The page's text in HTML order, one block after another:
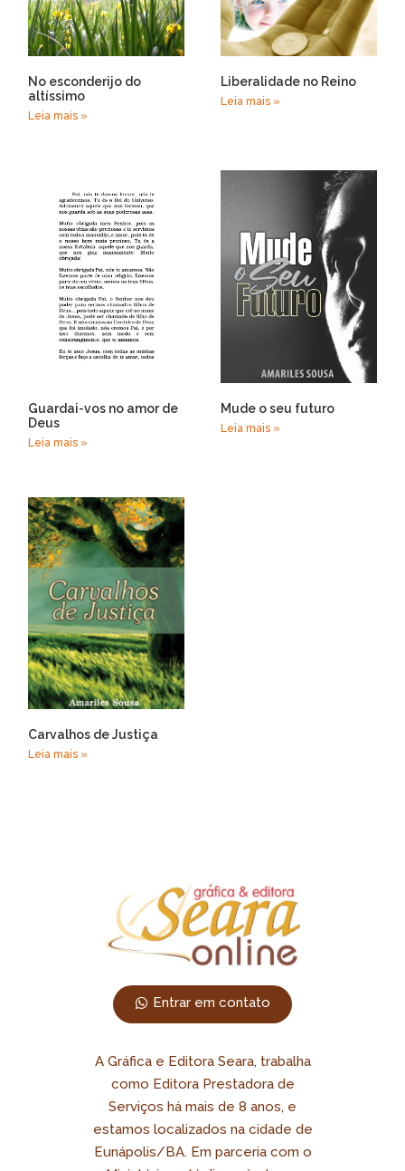
No esconderijo do
altíssimo
Leia mais »
Liberalidade no Reino
Leia mais »
Guardai-vos no amor de
Deus
Leia mais »
Mude o seu futuro
Leia mais »
Carvalhos de Justiça
Leia mais »
Entrar em contato
A Gráfica e Editora Seara, trabalha
como Editora Prestadora de
Serviços há mais de 8 anos, e
estamos localizados na cidade de
Eunápolis/BA. Em parceria com o